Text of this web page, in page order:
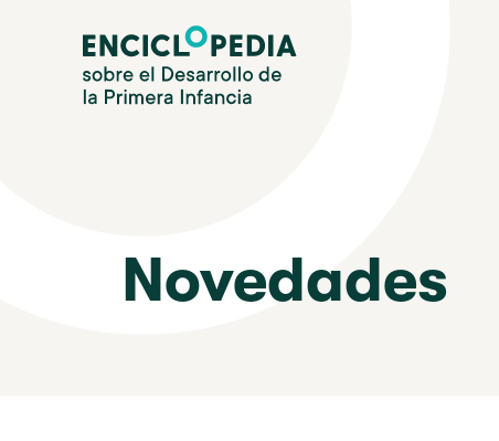
Enciclopedia sobre el Desarrollo de la Primera Infancia
Novedades